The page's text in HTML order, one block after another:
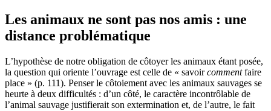
Les animaux ne sont pas nos amis : une
distance problématique
L’hypothèse de notre obligation de côtoyer les animaux étant posée,
la question qui oriente l’ouvrage est celle de « savoircommentfaire
place » (p. 111). Penser le côtoiement avec les animaux sauvages se
heurte à deux difficultés : d’un côté, le caractère incontrôlable de
l’animal sauvage justifierait son extermination et, de l’autre, le fait